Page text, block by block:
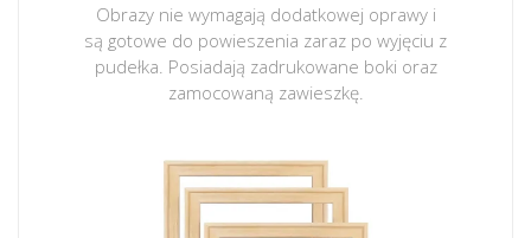
Obrazy nie wymagają dodatkowej oprawy i
są gotowe do powieszenia zaraz po wyjęciu z
pudełka. Posiadają zadrukowane boki oraz
zamocowaną zawieszkę.